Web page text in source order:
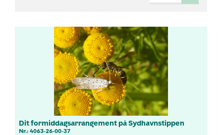
Dit formiddagsarrangement på Sydhavnstippen
Nr.: 4063-26-00-37